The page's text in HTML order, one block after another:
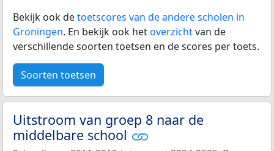
Bekijk ook detoetscores van de andere scholen in
Groningen. En bekijk ook hetoverzichtvan de
verschillende soorten toetsen en de scores per toets.
Soorten toetsen
Uitstroom van groep 8 naar de
middelbare school